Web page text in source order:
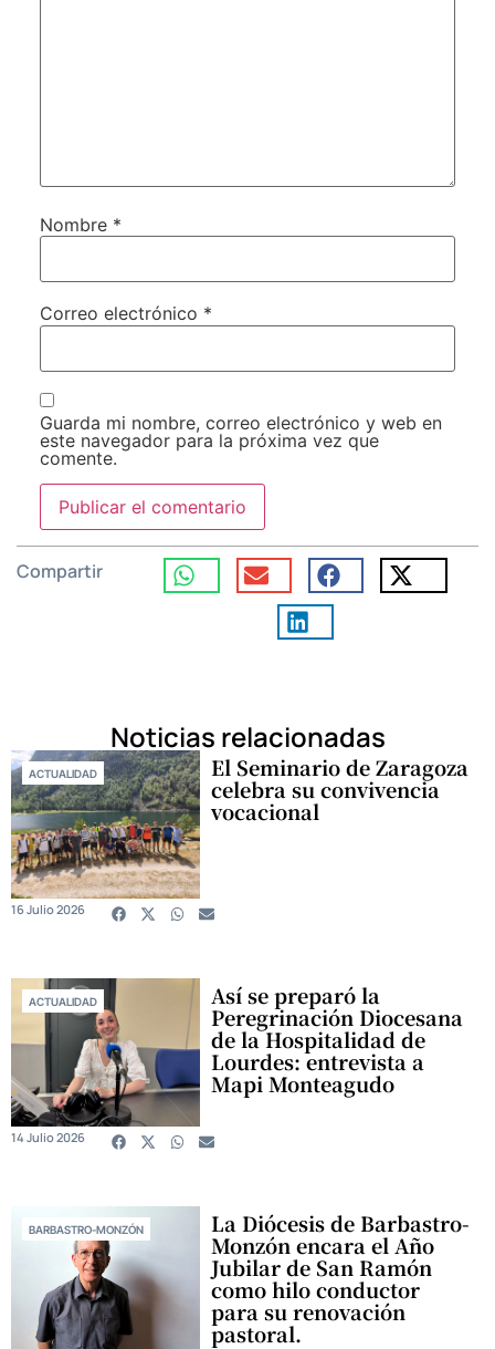
Nombre *
Correo electrónico *
Guarda mi nombre, correo electrónico y web en
este navegador para la próxima vez que
comente.
Compartir
Noticias relacionadas
ACTUALIDAD El Seminario de Zaragoza
celebra su convivencia
vocacional
16 Julio 2026
ACTUALIDAD Así se preparó la
Peregrinación Diocesana
de la Hospitalidad de
Lourdes: entrevista a
Mapi Monteagudo
14 Julio 2026
BARBASTRO-MONZÓN La Diócesis de Barbastro-
Monzón encara el Año
Jubilar de San Ramón
como hilo conductor
para su renovación
pastoral.